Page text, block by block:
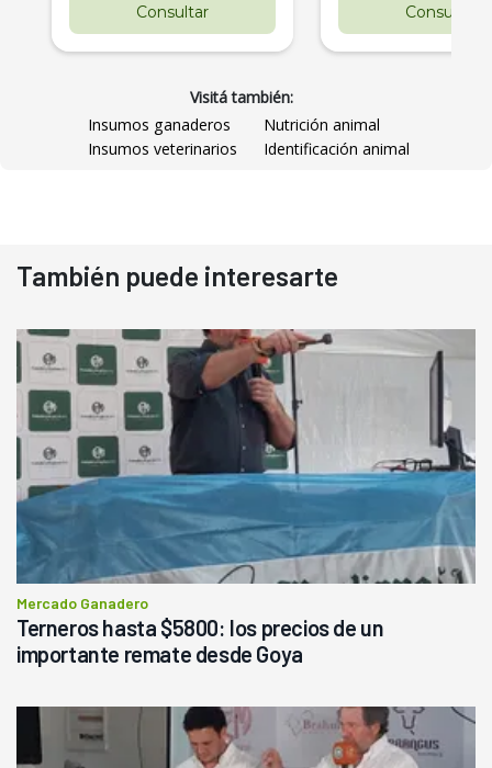
Consultar Consultar
Visitá también:
Insumos ganaderos
Nutrición animal
Insumos veterinarios
Identificación animal
También puede interesarte
Mercado Ganadero
Terneros hasta $5800: los precios de un
importante remate desde Goya